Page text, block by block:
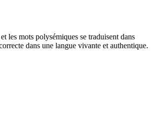
les mots polysémiques se traduisent dans
dans une langue vivante et authentique.